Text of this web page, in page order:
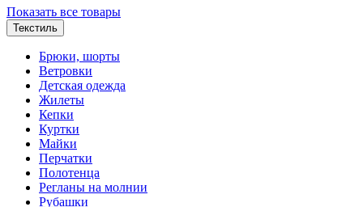
Показать все товары
Текстиль
Брюки, шорты
Ветровки
Детская одежда
Жилеты
Кепки
Куртки
Майки
Перчатки
Полотенца
Регланы на молнии
Рубашки